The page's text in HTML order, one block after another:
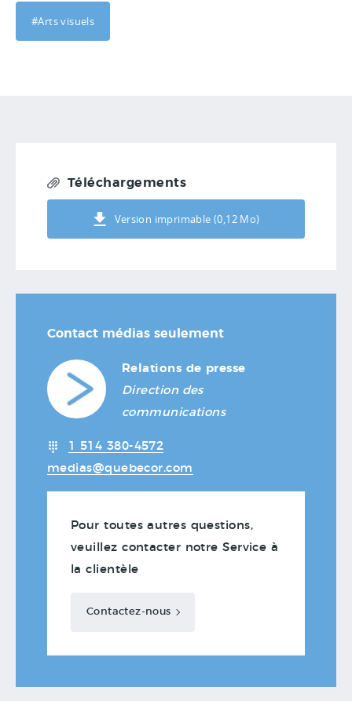
#Arts visuels
Téléchargements
Version imprimable (0,12 Mo)
Contact médias seulement
Relations de presse
Direction des
communications
1 514 380-4572
medias@quebecor.com
Pour toutes autres questions,
veuillez contacter notre Service à
la clientèle
Contactez-nous